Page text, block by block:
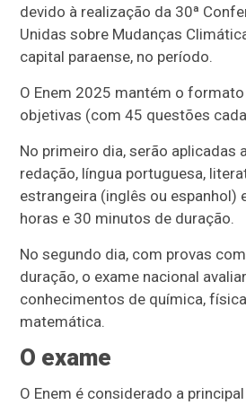
devido à realização da 30ª
Unidas sobre Mudanças
capital paraense, no período.
O Enem 2025 mantém o
objetivas (com 45 questões
No primeiro dia, serão aplicadas
redação, língua portuguesa,
estrangeira (inglês ou espanhol)
horas e 30 minutos de duração.
No segundo dia, com provas
duração, o exame nacional
conhecimentos de química,
matemática.
O exame
O Enem é considerado a